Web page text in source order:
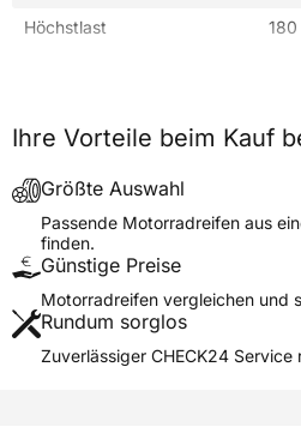
Höchstlast
Verwendung
Modellname
Reifenposition
Motorradtyp
Weitere Eigenschaften
Schlauchtyp
Ihre Vorteile beim Kauf
Größte Auswahl
Passende Motorradreifen aus
finden.
Günstige Preise
Motorradreifen vergleichen und
Rundum sorglos
Zuverlässiger CHECK24